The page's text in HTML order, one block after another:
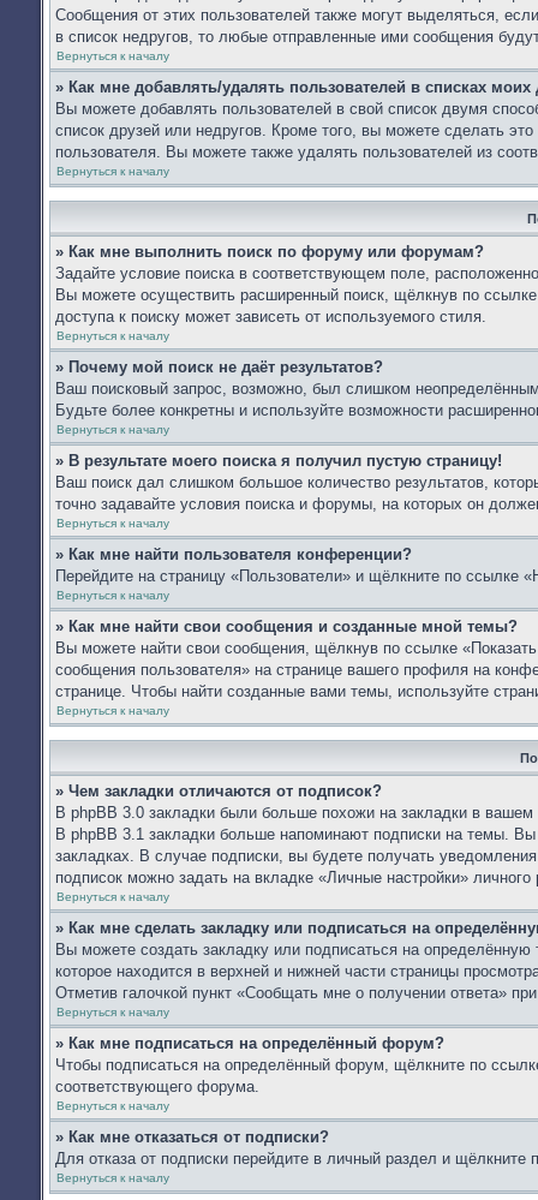
Сообщения от этих пользователей также могут выделяться,
в список недругов, то любые отправленные ими сообщения
Вернуться к началу
» Как мне добавлять/удалять пользователей в списках моих
Вы можете добавлять пользователей в свой список двумя
список друзей или недругов. Кроме того, вы можете сделать
пользователя. Вы можете также удалять пользователей из
Вернуться к началу
» Как мне выполнить поиск по форуму или форумам?
Задайте условие поиска в соответствующем поле,
Вы можете осуществить расширенный поиск, щёлкнув по
доступа к поиску может зависеть от используемого стиля.
Вернуться к началу
» Почему мой поиск не даёт результатов?
Ваш поисковый запрос, возможно, был слишком
Будьте более конкретны и используйте возможности
Вернуться к началу
» В результате моего поиска я получил пустую страницу!
Ваш поиск дал слишком большое количество результатов,
точно задавайте условия поиска и форумы, на которых он
Вернуться к началу
» Как мне найти пользователя конференции?
Перейдите на страницу «Пользователи» и щёлкните по ссылке
Вернуться к началу
» Как мне найти свои сообщения и созданные мной темы?
Вы можете найти свои сообщения, щёлкнув по ссылке
сообщения пользователя» на странице вашего профиля на
странице. Чтобы найти созданные вами темы, используйте
Вернуться к началу
» Чем закладки отличаются от подписок?
В phpBB 3.0 закладки были больше похожи на закладки в
В phpBB 3.1 закладки больше напоминают подписки на темы.
закладках. В случае подписки, вы будете получать
подписок можно задать на вкладке «Личные настройки» личного
Вернуться к началу
» Как мне сделать закладку или подписаться на
Вы можете создать закладку или подписаться на
которое находится в верхней и нижней части страницы
Отметив галочкой пункт «Сообщать мне о получении ответа»
Вернуться к началу
» Как мне подписаться на определённый форум?
Чтобы подписаться на определённый форум, щёлкните по
соответствующего форума.
Вернуться к началу
» Как мне отказаться от подписки?
Для отказа от подписки перейдите в личный раздел и щёлкните
Вернуться к началу